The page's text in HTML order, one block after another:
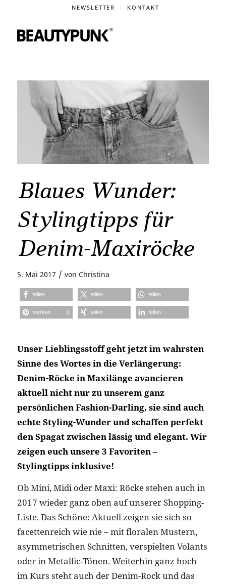
NEWSLETTER KONTAKT
Blaues Wunder:
Stylingtipps für
Denim-Maxiröcke
5. Mai 2017 / von Christina
teilen teilen teilen
merken 0 teilen teilen
Unser Lieblingsstoff geht jetzt im wahrsten
Sinne des Wortes in die Verlängerung:
Denim-Röcke in Maxilänge avancieren
aktuell nicht nur zu unserem ganz
persönlichen Fashion-Darling, sie sind auch
echte Styling-Wunder und schaffen perfekt
den Spagat zwischen lässig und elegant. Wir
zeigen euch unsere 3 Favoriten –
Stylingtipps inklusive!
Ob Mini, Midi oder Maxi: Röcke stehen auch in
2017 wieder ganz oben auf unserer Shopping-
Liste. Das Schöne: Aktuell zeigen sie sich so
facettenreich wie nie – mit floralen Mustern,
asymmetrischen Schnitten, verspielten Volants
oder in Metallic-Tönen. Weiterhin ganz hoch
im Kurs steht auch der Denim-Rock und das